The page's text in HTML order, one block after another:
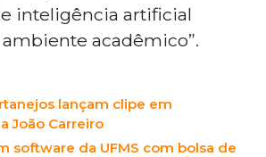
inteligência artificial
acadêmico”.
lançam clipe em
João Carreiro
software da UFMS com bolsa de